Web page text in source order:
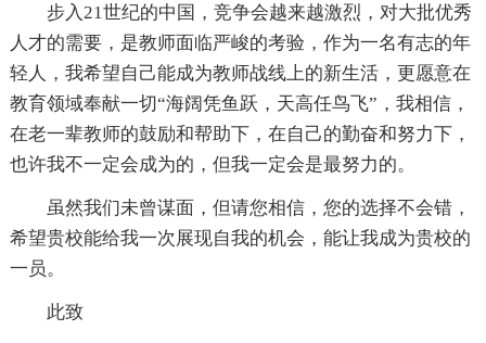
步入21世纪的中国，竞争会越来越激烈，对大批优秀
人才的需要，是教师面临严峻的考验，作为一名有志的年
轻人，我希望自己能成为教师战线上的新生活，更愿意在
教育领域奉献一切“海阔凭鱼跃，天高任鸟飞”，我相信，
在老一辈教师的鼓励和帮助下，在自己的勤奋和努力下，
也许我不一定会成为的，但我一定会是最努力的。
虽然我们未曾谋面，但请您相信，您的选择不会错，
希望贵校能给我一次展现自我的机会，能让我成为贵校的
一员。
此致